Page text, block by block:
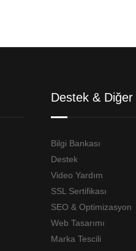
Destek &
Bilgi Bankası
Destek
Video Yardım
SSL Sertifikası
SEO & Optimizasyon
Web Tasarımı
Marka Tescili